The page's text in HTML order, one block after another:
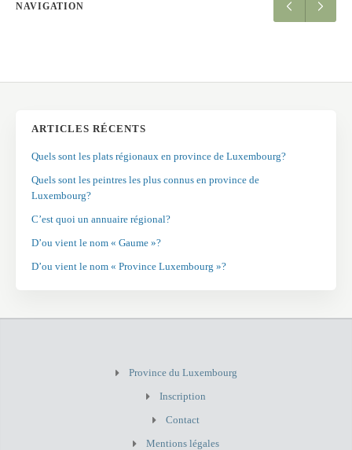
NAVIGATION
ARTICLES RÉCENTS
Quels sont les plats régionaux en province de Luxembourg?
Quels sont les peintres les plus connus en province de
Luxembourg?
C’est quoi un annuaire régional?
D’ou vient le nom « Gaume »?
D’ou vient le nom « Province Luxembourg »?
Province du Luxembourg
Inscription
Contact
Mentions légales